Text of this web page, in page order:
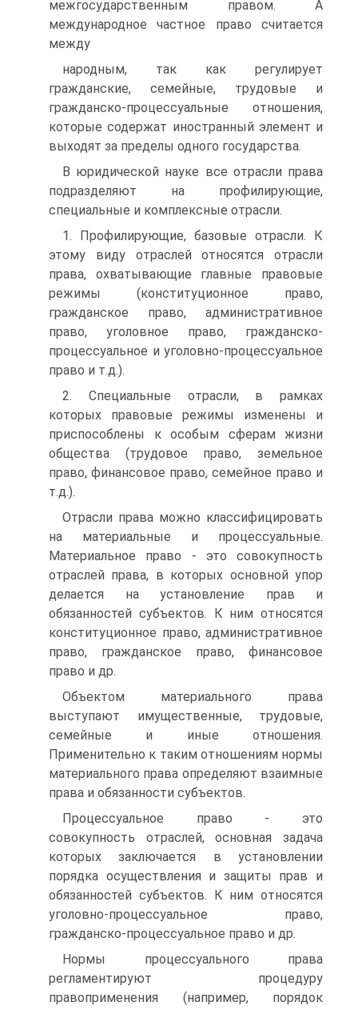
межгосударствен­ным правом. А
международное частное право считается
между­
народным, так как регулирует
гражданские, семейные, трудовые и
гражданско-процессуальные отношения,
которые содержат иностранный элемент и
выходят за пределы одного государства.
В юридической науке все отрасли права
подразделяют на профилирующие,
специальные и комплексные отрасли.
1. Профилирующие, базовые отрасли. К
этому виду отраслей относятся отрасли
права, охватывающие главные правовые
ре­жимы (конституционное право,
гражданское право, администра­тивное
право, уголовное право, гражданско-
процессуальное и уголовно-процессуальное
право и т.д.).
2. Специальные отрасли, в рамках
которых правовые режимы изменены и
приспособлены к особым сферам жизни
общества (трудовое право, земельное
право, финансовое право, семейное право и
т.д.).
Отрасли права можно классифицировать
на материальные и процессуальные.
Материальное право - это совокупность
отрас­лей права, в которых основной упор
делается на установление прав и
обязанностей субъектов. К ним относятся
конституцион­ное право, административное
право, гражданское право, финан­совое
право и др.
Объектом материального права
выступают имущественные, трудовые,
семейные и иные отношения.
Применительно к таким отношениям нормы
материального права определяют взаимные
права и обязанности субъектов.
Процессуальное право - это
совокупность отраслей, основная задача
которых заключается в установлении
порядка осущест­вления и защиты прав и
обязанностей субъектов. К ним относят­ся
уголовно-процессуальное право,
гражданско-процессуальное право и др.
Нормы процессуального права
регламентируют процедуру
правоприменения (например, порядок